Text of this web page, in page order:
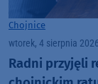
Chojnice
wtorek, 4 sierpnia
Radni przyjęli